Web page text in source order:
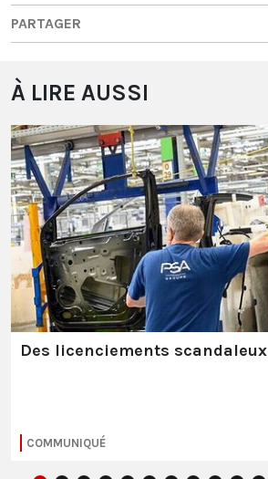
PARTAGER
À LIRE AUSSI
Des licenciements scandaleux
COMMUNIQUÉ